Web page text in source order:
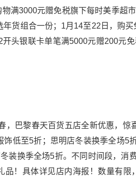
满3000元赠免税旗下每时美季超
货组合一份；1月14至22日，购
开头银联卡单笔满5000元赠200元
，巴黎春天百货五店全新优惠，
饰低至5折；思明店冬装换季全场5
装换季全场5折。不同时间段，消
品！具体详见店内海报！数量有